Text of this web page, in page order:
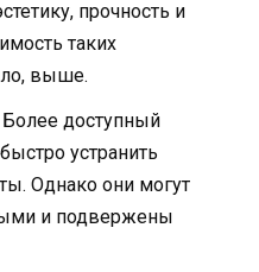
прочность и
таких
выше.
Более доступный
устранить
Однако они могут
и подвержены